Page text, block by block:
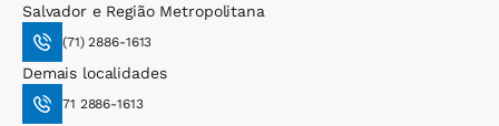
Salvador e Região Metropolitana
(71) 2886-1613
Demais localidades
71 2886-1613